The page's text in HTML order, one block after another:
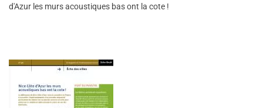
d'Azur les murs acoustiques bas ont la cote !